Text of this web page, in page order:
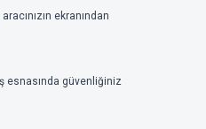
ekranından
esnasında güvenliğiniz